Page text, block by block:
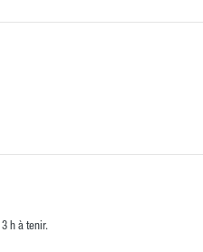
h à tenir.